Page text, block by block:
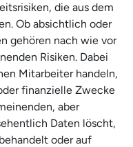
die aus dem
Ob absichtlich oder
gehören nach wie vor
Risiken. Dabei
Mitarbeiter handeln,
finanzielle Zwecke
aber
Daten löscht,
oder auf